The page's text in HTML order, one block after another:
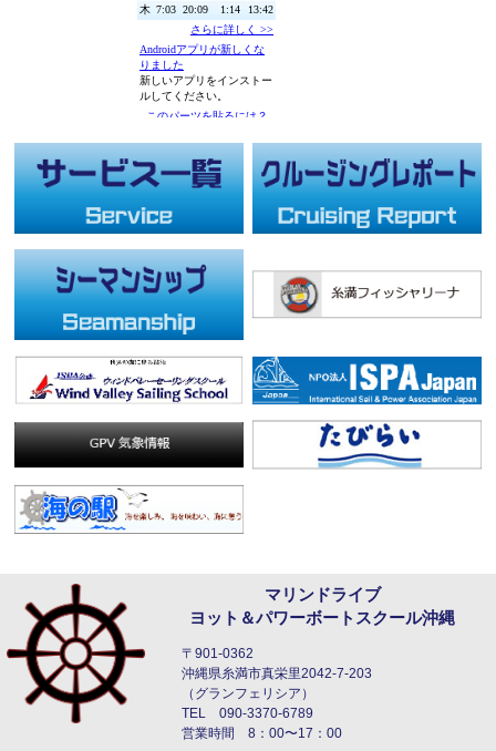
マリンドライブ
ヨット＆パワーボートスクール沖縄
〒901-0362
沖縄県糸満市真栄里2042-7-203
（グランフェリシア）
TEL 090-3370-6789
営業時間 8：00〜17：00